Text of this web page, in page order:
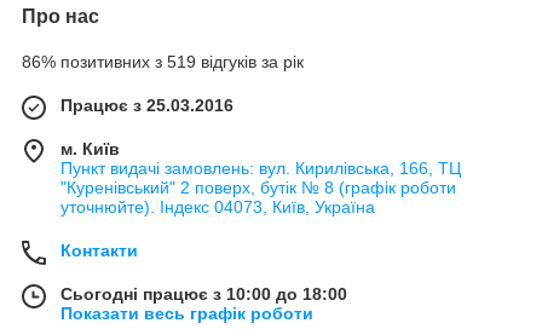
Про нас
86% позитивних з 519 відгуків за рік
Працює з 25.03.2016
м. Київ
Пункт видачі замовлень: вул. Кирилівська, 166, ТЦ
"Куренівський" 2 поверх, бутік № 8 (графік роботи
уточнюйте). Індекс 04073, Київ, Україна
Контакти
Сьогодні працює з 10:00 до 18:00
Показати весь графік роботи